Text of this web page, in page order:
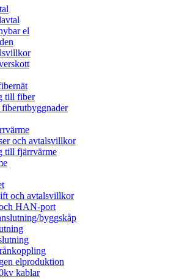
el
till fiber
fiberutbyggnader
och avtalsvillkor
till fjärrvärme
och avtalsvillkor
HAN-port
byggskåp
elproduktion
kablar